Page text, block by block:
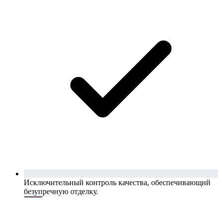
Исключительный контроль качества, обеспечивающий
безупречную отделку.